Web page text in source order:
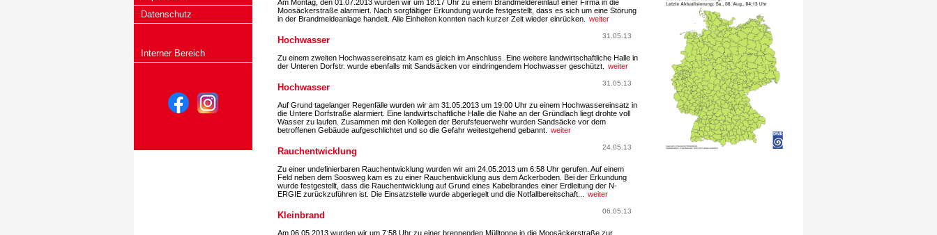
Datenschutz
Interner Bereich
Am Montag, den 01.07.2013 wurden wir um 18:17 Uhr zu einem Brandmeldereinlauf einer Firma in die
Moosäckerstraße alarmiert. Nach sorgfältiger Erkundung wurde festgestellt, dass es sich um eine Störung
in der Brandmeldeanlage handelt. Alle Einheiten konnten nach kurzer Zeit wieder einrücken.
weiter
31.05.13
Hochwasser
Zu einem zweiten Hochwassereinsatz kam es gleich im Anschluss. Eine weitere landwirtschaftliche Halle in
der Unteren Dorfstr. wurde ebenfalls mit Sandsäcken vor eindringendem Hochwasser geschützt.
weiter
31.05.13
Hochwasser
Auf Grund tagelanger Regenfälle wurden wir am 31.05.2013 um 19:00 Uhr zu einem Hochwassereinsatz in
die Untere Dorfstraße alarmiert. Eine landwirtschaftliche Halle die Nahe an der Gründlach liegt drohte voll
Wasser zu laufen. Zusammen mit den Kollegen der Berufsfeuerwehr wurden Sandsäcke vor dem
betroffenen Gebäude aufgeschlichtet und so die Gefahr weitestgehend gebannt.
weiter
24.05.13
Rauchentwicklung
Zu einer undefinierbaren Rauchentwicklung wurden wir am 24.05.2013 um 6:58 Uhr gerufen. Auf einem
Feld neben dem Soosweg kam es zu einer Rauchentwicklung aus dem Ackerboden. Bei der Erkundung
wurde festgestellt, dass die Rauchentwicklung auf Grund eines Kabelbrandes einer Erdleitung der N-
ERGIE zurückzuführen ist. Die Einsatzstelle wurde abgeriegelt und die Notfallbereitschaft...
weiter
06.05.13
Kleinbrand
Am 06.05.2013 wurden wir um 7:58 Uhr zu einer brennenden Mülltonne in die Moosäckerstraße zur